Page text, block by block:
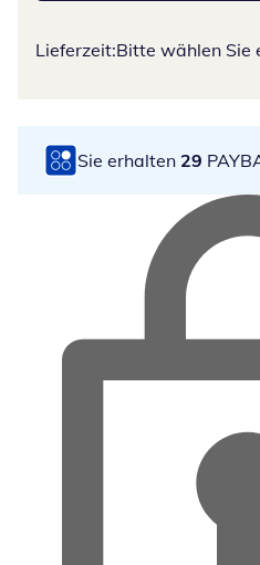
Lieferzeit:Bitte wählen Sie
Sie erhalten 29